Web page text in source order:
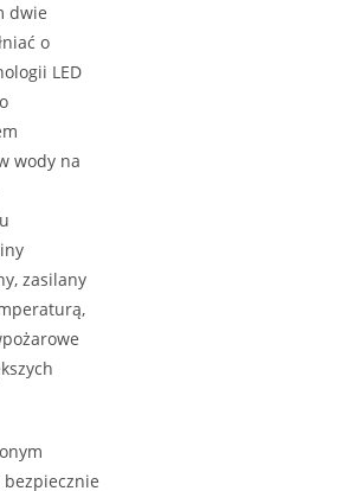
dwie
o
LED
wody na
zasilany